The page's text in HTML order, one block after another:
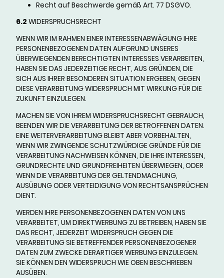
Recht auf Beschwerde gemäß Art. 77 DSGVO.
6.2 WIDERSPRUCHSRECHT
WENN WIR IM RAHMEN EINER INTERESSENABWÄGUNG IHRE
PERSONENBEZOGENEN DATEN AUFGRUND UNSERES
ÜBERWIEGENDEN BERECHTIGTEN INTERESSES VERARBEITEN,
HABEN SIE DAS JEDERZEITIGE RECHT, AUS GRÜNDEN, DIE
SICH AUS IHRER BESONDEREN SITUATION ERGEBEN, GEGEN
DIESE VERARBEITUNG WIDERSPRUCH MIT WIRKUNG FÜR DIE
ZUKUNFT EINZULEGEN.
MACHEN SIE VON IHREM WIDERSPRUCHSRECHT GEBRAUCH,
BEENDEN WIR DIE VERARBEITUNG DER BETROFFENEN DATEN.
EINE WEITERVERARBEITUNG BLEIBT ABER VORBEHALTEN,
WENN WIR ZWINGENDE SCHUTZWÜRDIGE GRÜNDE FÜR DIE
VERARBEITUNG NACHWEISEN KÖNNEN, DIE IHRE INTERESSEN,
GRUNDRECHTE UND GRUNDFREIHEITEN ÜBERWIEGEN, ODER
WENN DIE VERARBEITUNG DER GELTENDMACHUNG,
AUSÜBUNG ODER VERTEIDIGUNG VON RECHTSANSPRÜCHEN
DIENT.
WERDEN IHRE PERSONENBEZOGENEN DATEN VON UNS
VERARBEITET, UM DIREKTWERBUNG ZU BETREIBEN, HABEN SIE
DAS RECHT, JEDERZEIT WIDERSPRUCH GEGEN DIE
VERARBEITUNG SIE BETREFFENDER PERSONENBEZOGENER
DATEN ZUM ZWECKE DERARTIGER WERBUNG EINZULEGEN.
SIE KÖNNEN DEN WIDERSPRUCH WIE OBEN BESCHRIEBEN
AUSÜBEN.